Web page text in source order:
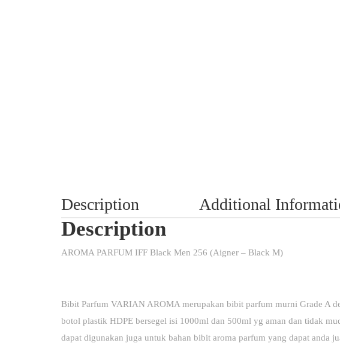
Description Additional
Description
AROMA PARFUM IFF Black Men 256 (Aigner – Black M)
Bibit Parfum VARIAN AROMA merupakan bibit parfum murni Grade A
botol plastik HDPE bersegel isi 1000ml dan 500ml yg aman dan tidak
dapat digunakan juga untuk bahan bibit aroma parfum yang dapat anda